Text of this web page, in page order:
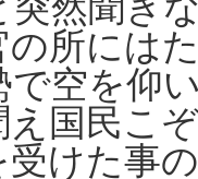
突然聞き
の所には
で空を仰
え国民こ
けた事